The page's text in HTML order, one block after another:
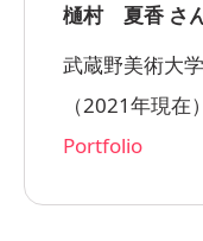
樋村 夏香 さ
武蔵野美術大
（2021年現在）
Portfolio